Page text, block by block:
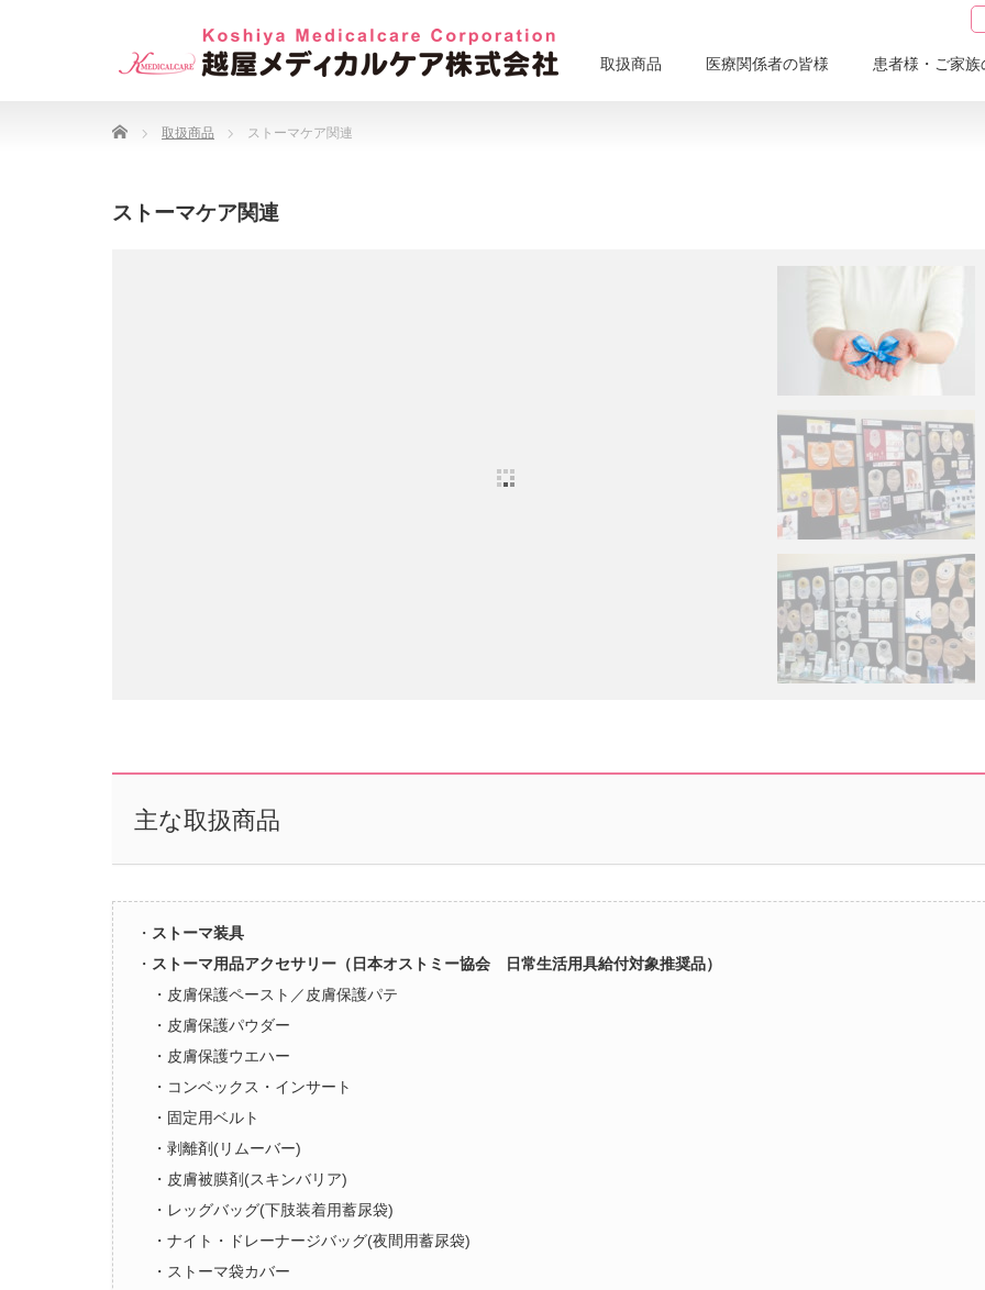
取扱商品 医療関係者の皆様 患者様・ご家族
Home 取扱商品 ストーマケア関連
ストーマケア関連
主な取扱商品
・ ストーマ装具
・ ストーマ用品アクセサリー（日本オストミー協会 日常生活用具給付対象推奨品）
・皮膚保護ペースト／皮膚保護パテ
・皮膚保護パウダー
・皮膚保護ウエハー
・コンベックス・インサート
・固定用ベルト
・剥離剤(リムーバー)
・皮膚被膜剤(スキンバリア)
・レッグバッグ(下肢装着用蓄尿袋)
・ナイト・ドレーナージバッグ(夜間用蓄尿袋)
・ストーマ袋カバー